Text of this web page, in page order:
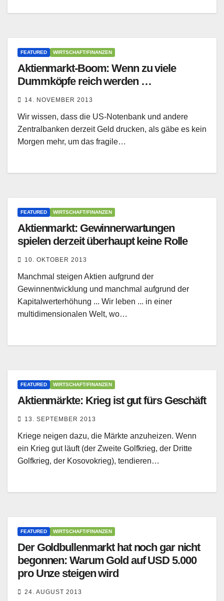
FEATURED WIRTSCHAFT/FINANZEN
Aktienmarkt-Boom: Wenn zu viele
Dummköpfe reich werden …
14. NOVEMBER 2013
Wir wissen, dass die US-Notenbank und andere
Zentralbanken derzeit Geld drucken, als gäbe es kein
Morgen mehr, um das fragile…
FEATURED WIRTSCHAFT/FINANZEN
Aktienmarkt: Gewinnerwartungen
spielen derzeit überhaupt keine Rolle
10. OKTOBER 2013
Manchmal steigen Aktien aufgrund der
Gewinnentwicklung und manchmal aufgrund der
Kapitalwerterhöhung ... Wir leben ... in einer
multidimensionalen Welt, wo…
FEATURED WIRTSCHAFT/FINANZEN
Aktienmärkte: Krieg ist gut fürs Geschäft
13. SEPTEMBER 2013
Kriege neigen dazu, die Märkte anzuheizen. Wenn
ein Krieg gut läuft (der Zweite Golfkrieg, der Dritte
Golfkrieg, der Kosovokrieg), tendieren…
FEATURED WIRTSCHAFT/FINANZEN
Der Goldbullenmarkt hat noch gar nicht
begonnen: Warum Gold auf USD 5.000
pro Unze steigen wird
24. AUGUST 2013